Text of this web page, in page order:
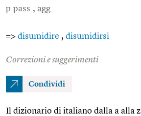
p.pass., agg.
=> disumidire , disumidirsi
Correzioni e suggerimenti
Condividi
Il dizionario di italiano dalla a alla z